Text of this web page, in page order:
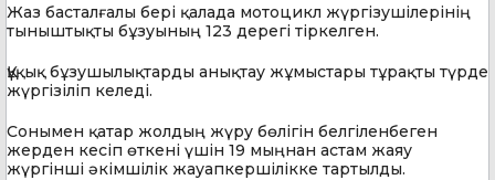
Жаз басталғалы бері қалада мотоцикл жүргізушілерінің
тыныштықты бұзуының 123 дерегі тіркелген.
Құқық бұзушылықтарды анықтау жұмыстары тұрақты түрде
жүргізіліп келеді.
Сонымен қатар жолдың жүру бөлігін белгіленбеген
жерден кесіп өткені үшін 19 мыңнан астам жаяу
жүргінші әкімшілік жауапкершілікке тартылды.